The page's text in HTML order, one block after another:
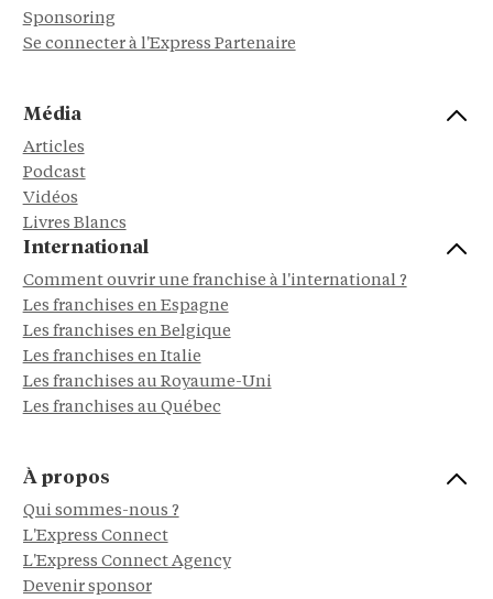
Sponsoring
Se connecter à l'Express Partenaire
Média
Articles
Podcast
Vidéos
Livres Blancs
International
Comment ouvrir une franchise à l'international ?
Les franchises en Espagne
Les franchises en Belgique
Les franchises en Italie
Les franchises au Royaume-Uni
Les franchises au Québec
À propos
Qui sommes-nous ?
L'Express Connect
L'Express Connect Agency
Devenir sponsor